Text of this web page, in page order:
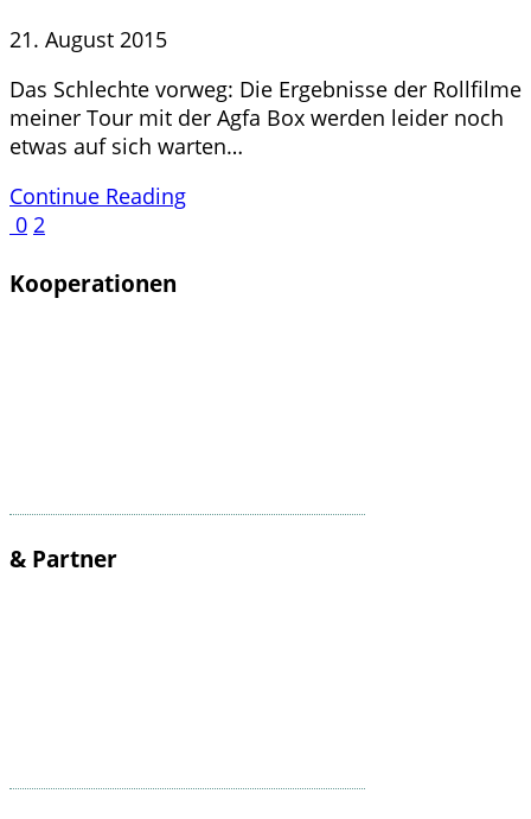
21. August 2015
Das Schlechte vorweg: Die Ergebnisse der Rollfilme
meiner Tour mit der Agfa Box werden leider noch
etwas auf sich warten…
Continue Reading
0 2
Kooperationen
& Partner